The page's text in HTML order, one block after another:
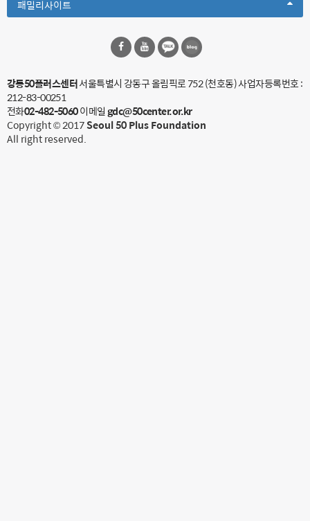
패밀리사이트Toggle
Dropdown
강동50플러스센터서울특별시 강동구 올림픽로 752 (천호동)사업자등록번호 :
212-83-00251
전화02-482-5060이메일gdc@50center.or.kr
Copyright © 2017Seoul 50 Plus Foundation
All right reserved.